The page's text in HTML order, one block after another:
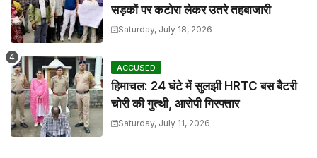
सड़कों पर कटोरा लेकर उतरे तहबाजारी
Saturday, July 18, 2026
ACCUSED
हिमाचल: 24 घंटे में सुलझी HRTC बस बैटरी
चोरी की गुत्थी, आरोपी गिरफ्तार
Saturday, July 11, 2026